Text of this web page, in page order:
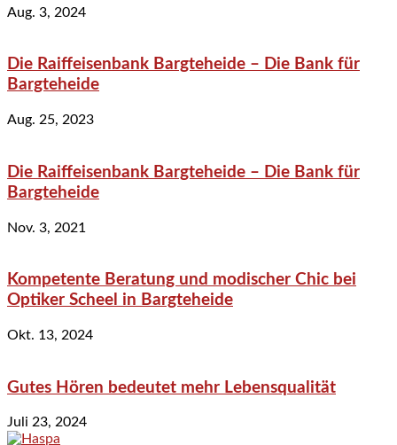
Aug. 3, 2024
Die Raiffeisenbank Bargteheide – Die Bank für
Bargteheide
Aug. 25, 2023
Die Raiffeisenbank Bargteheide – Die Bank für
Bargteheide
Nov. 3, 2021
Kompetente Beratung und modischer Chic bei
Optiker Scheel in Bargteheide
Okt. 13, 2024
Gutes Hören bedeutet mehr Lebensqualität
Juli 23, 2024